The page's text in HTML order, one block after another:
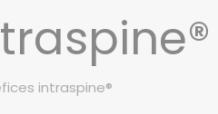
intraspine®